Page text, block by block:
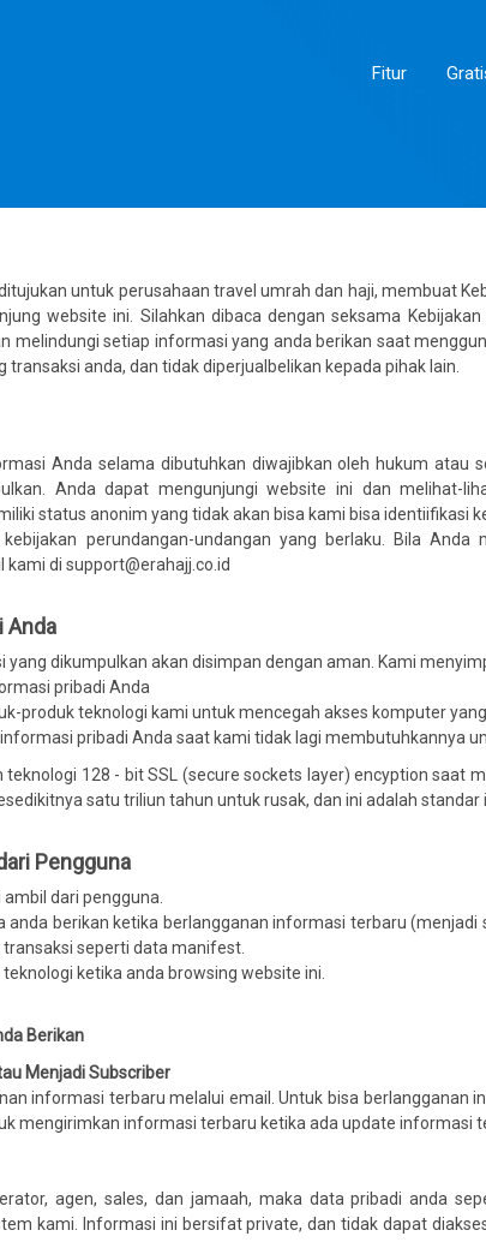
Fitur
untuk perusahaan travel umrah dan haji, membuat
website ini. Silahkan dibaca dengan seksama
melindungi setiap informasi yang anda berikan saat
anda, dan tidak diperjualbelikan kepada pihak lain.
Anda selama dibutuhkan diwajibkan oleh hukum atau
Anda dapat mengunjungi website ini dan melihat-
status anonim yang tidak akan bisa kami bisa identiifikasi
perundangan-undangan yang berlaku. Bila
di support@erahajj.co.id
Anda
dikumpulkan akan disimpan dengan aman. Kami
pribadi Anda
produk teknologi kami untuk mencegah akses komputer
pribadi Anda saat kami tidak lagi membutuhkannya
128 - bit SSL (secure sockets layer) encyption saat
satu triliun tahun untuk rusak, dan ini adalah standar
Pengguna
dari pengguna.
anda berikan ketika berlangganan informasi terbaru
seperti data manifest.
ketika anda browsing website ini.
Berikan
Menjadi Subscriber
informasi terbaru melalui email. Untuk bisa berlangganan
mengirimkan informasi terbaru ketika ada update informasi
agen, sales, dan jamaah, maka data pribadi anda
kami. Informasi ini bersifat private, dan tidak dapat